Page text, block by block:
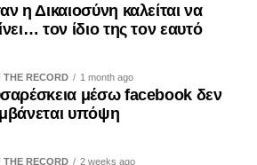
η Δικαιοσύνη καλείται να
τον ίδιο της τον εαυτό
THE RECORD 1 month ago
μέσω facebook δεν
υπόψη
THE RECORD 2 weeks ago